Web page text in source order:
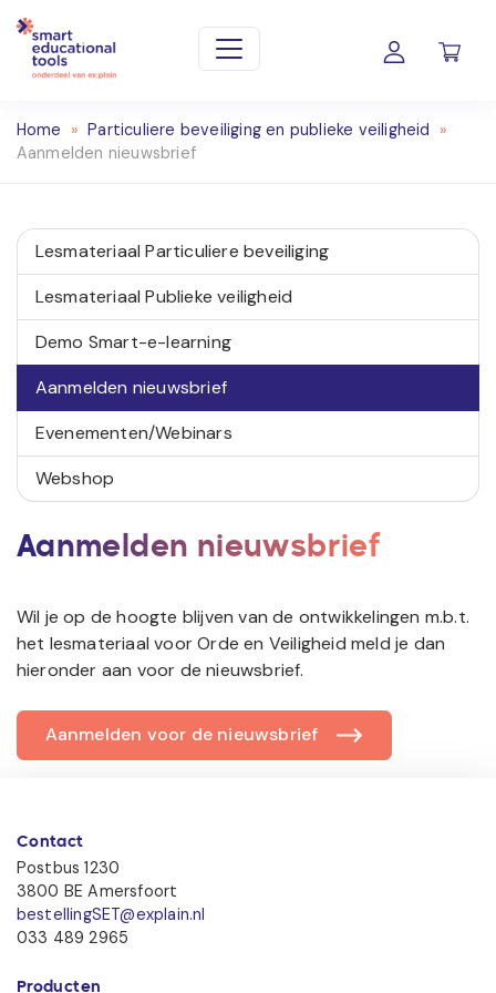
Home » Particuliere beveiliging en publieke veiligheid
»
Aanmelden nieuwsbrief
Aanmelden nieuwsbrief
Wil je op de hoogte blijven van de ontwikkelingen m.b.t.
het lesmateriaal voor Orde en Veiligheid meld je dan
hieronder aan voor de nieuwsbrief.
Aanmelden voor de nieuwsbrief
Lesmateriaal Particuliere beveiliging
Lesmateriaal Publieke veiligheid
Demo Smart-e-learning
Aanmelden nieuwsbrief
Evenementen/Webinars
Webshop
Contact
Postbus 1230
3800 BE Amersfoort
bestellingSET@explain.nl
033 489 2965
Producten